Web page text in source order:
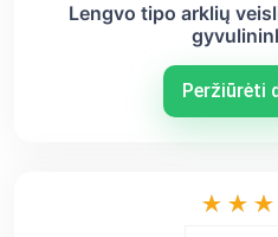
Lengvo tipo arklių
Peržiūrėti